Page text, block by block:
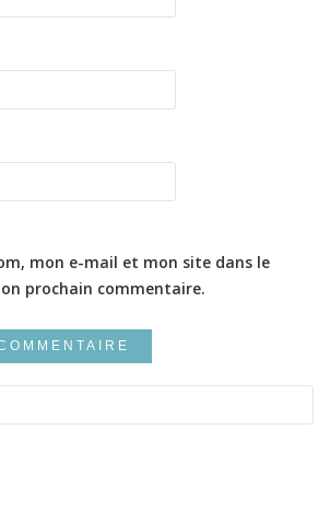
mon e-mail et mon site dans le
prochain commentaire.